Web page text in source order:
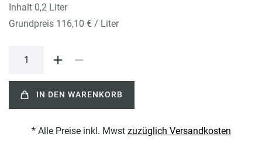
Inhalt 0,2 Liter
Grundpreis 116,10 € / Liter
IN DEN WARENKORB
* Alle Preise inkl. Mwst zuzüglich Versandkosten